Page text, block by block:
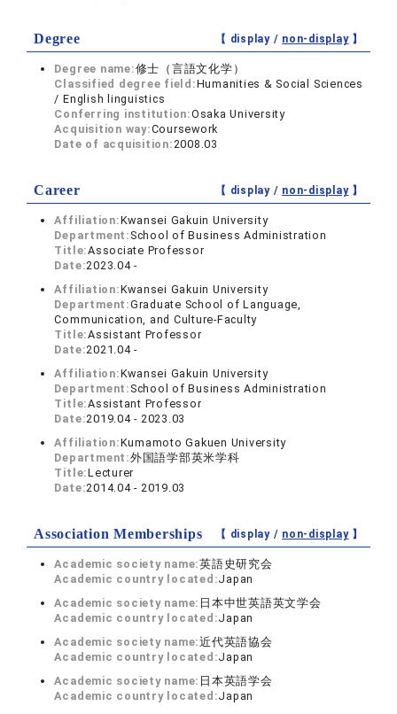
Degree 【 display / non-display】
Degree name:修士（言語文化学）
Classified degree field:Humanities & Social Sciences
/ English linguistics
Conferring institution:Osaka University
Acquisition way:Coursework
Date of acquisition:2008.03
Career 【 display / non-display】
Affiliation:Kwansei Gakuin University
Department: School of Business Administration
Title:Associate Professor
Date:2023.04 -
Affiliation:Kwansei Gakuin University
Department:Graduate School of Language,
Communication, and Culture-Faculty
Title:Assistant Professor
Date:2021.04 -
Affiliation:Kwansei Gakuin University
Department: School of Business Administration
Title:Assistant Professor
Date:2019.04 - 2023.03
Affiliation:Kumamoto Gakuen University
Department:外国語学部英米学科
Title:Lecturer
Date:2014.04 - 2019.03
Association Memberships 【 display / non-display】
Academic society name:英語史研究会
Academic country located:Japan
Academic society name: 日本中世英語英文学会
Academic country located:Japan
Academic society name:近代英語協会
Academic country located:Japan
Academic society name: 日本英語学会
Academic country located:Japan